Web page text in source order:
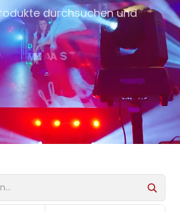
durchsuchen und